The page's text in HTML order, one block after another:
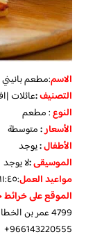
الاسم:مطعم بانيني
التصنيف:عائلات
النوع: مطعم
الأسعار:متوسطة
الأطفال:يوجد
الموسيقى:لايوجد
مواعيد العمل:١١:٤٥ص–١:١٥ص
الموقع على
4799 عمر بن الخطاب، ينبع 46422 7521، المملكة العربية السعودية
966143220555+